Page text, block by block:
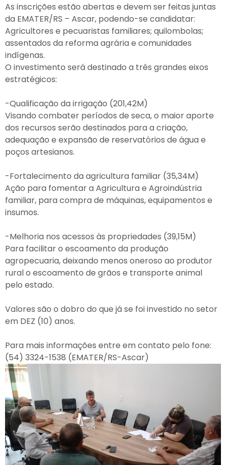
As inscrições estão abertas e devem ser feitas juntas
da EMATER/RS – Ascar, podendo-se candidatar:
Agricultores e pecuaristas familiares; quilombolas;
assentados da reforma agrária e comunidades
indígenas.
O investimento será destinado a três grandes eixos
estratégicos:
-Qualificação da irrigação (201,42M)
Visando combater períodos de seca, o maior aporte
dos recursos serão destinados para a criação,
adequação e expansão de reservatórios de água e
poços artesianos.
-Fortalecimento da agricultura familiar (35,34M)
Ação para fomentar a Agricultura e Agroindústria
familiar, para compra de máquinas, equipamentos e
insumos.
-Melhoria nos acessos às propriedades (39,15M)
Para facilitar o escoamento da produção
agropecuaria, deixando menos oneroso ao produtor
rural o escoamento de grãos e transporte animal
pelo estado.
Valores são o dobro do que já se foi investido no setor
em DEZ (10) anos.
Para mais informações entre em contato pelo fone:
(54) 3324-1538 (EMATER/RS-Ascar)